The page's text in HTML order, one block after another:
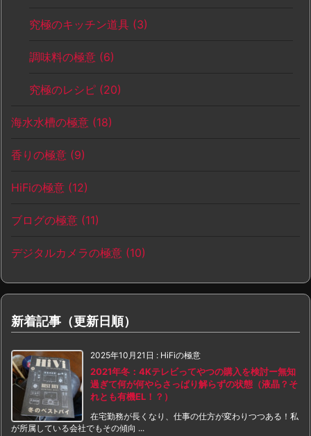
究極のキッチン道具 (3)
調味料の極意 (6)
究極のレシピ (20)
海水水槽の極意 (18)
香りの極意 (9)
HiFiの極意 (12)
ブログの極意 (11)
デジタルカメラの極意 (10)
新着記事（更新日順）
2025年10月21日 : HiFiの極意
2021年冬：4Kテレビってやつの購入を検討ー無知
過ぎて何が何やらさっぱり解らずの状態（液晶？そ
れとも有機EL！？）
在宅勤務が長くなり、仕事の仕方が変わりつつある！私
が所属している会社でもその傾向 ...